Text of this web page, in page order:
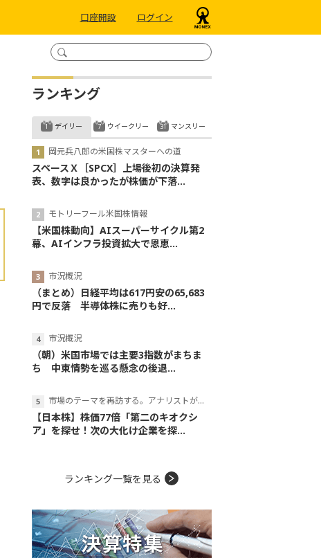
口座開設 ログイン
ランキング
デイリー
岡元兵八郎の米国株マスターへの道
スペースＸ［SPCX］上場後初の決算発
表、数字は良かったが株価が下落...
モトリーフール米国株情報
【米国株動向】AIスーパーサイクル第2
幕、AIインフラ投資拡大で恩恵...
市況概況
（まとめ）日経平均は617円安の65,683
円で反落 半導体株に売りも好...
市況概況
（朝）米国市場では主要3指数がまちま
ち 中東情勢を巡る懸念の後退...
市場のテーマを再訪する。アナリストが読み解くテーマの本質
【日本株】株価77倍「第二のキオクシ
ア」を探せ！次の大化け企業を探...
ウイークリー マンスリー
ランキング一覧を見る